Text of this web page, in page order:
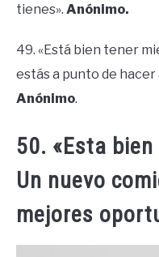
tienes». Anónimo.
49. «Está bien tener
estás a punto de hacer
Anónimo.
50. «Esta
Un nuevo
mejores